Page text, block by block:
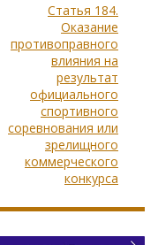
Статья 184.
Оказание
противоправного
влияния на
результат
официального
спортивного
соревнования или
зрелищного
коммерческого
конкурса